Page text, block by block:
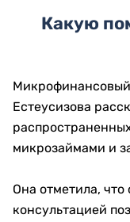
Какую
Микрофинансовый
Естеусизова
микрозаймами и
Она отметила,
консультацией